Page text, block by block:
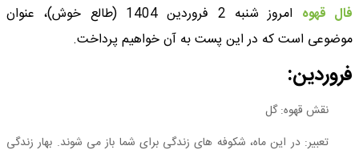
فال قهوه
امروز شنبه 2 فروردین 1404 (طالع خوش)، عنوان
موضوعی است که در این پست به آن خواهیم پرداخت.
فروردین:
نقش قهوه: گل
تعبیر: در این ماه، شکوفه های زندگی برای شما باز می شوند. بهار زندگی